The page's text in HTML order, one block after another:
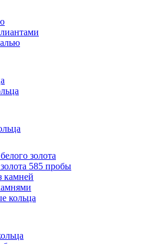
золота
585 пробы
камней
кольца